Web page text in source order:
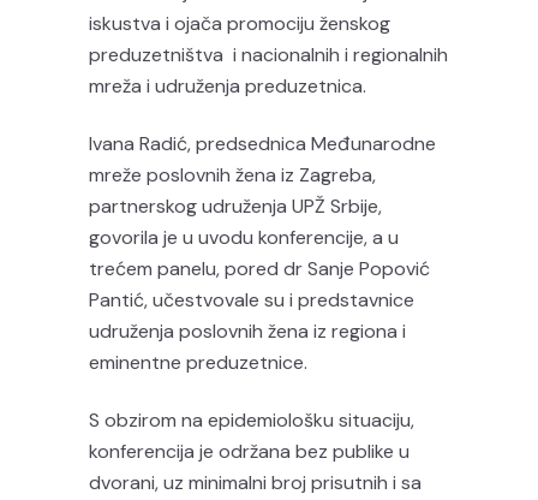
iskustva i ojača promociju ženskog
preduzetništva i nacionalnih i regionalnih
mreža i udruženja preduzetnica.
Ivana Radić, predsednica Međunarodne
mreže poslovnih žena iz Zagreba,
partnerskog udruženja UPŽ Srbije,
govorila je u uvodu konferencije, a u
trećem panelu, pored dr Sanje Popović
Pantić, učestvovale su i predstavnice
udruženja poslovnih žena iz regiona i
eminentne preduzetnice.
S obzirom na epidemiološku situaciju,
konferencija je održana bez publike u
dvorani, uz minimalni broj prisutnih i sa